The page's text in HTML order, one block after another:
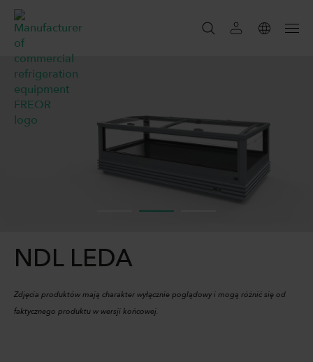
SZUKAJ
SZUKAJ
NDL LEDA
Zdjęcia produktów mają charakter wyłącznie poglądowy i mogą różnić się od
faktycznego produktu w wersji końcowej.